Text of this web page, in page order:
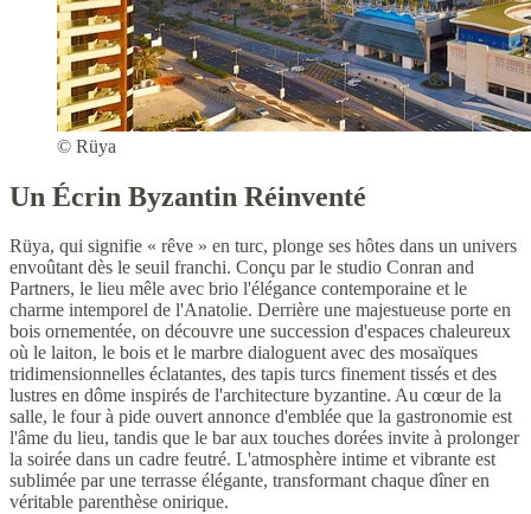
© Rüya
Un Écrin Byzantin Réinventé
Rüya, qui signifie « rêve » en turc, plonge ses hôtes dans un univers
envoûtant dès le seuil franchi. Conçu par le studio Conran and
Partners, le lieu mêle avec brio l'élégance contemporaine et le
charme intemporel de l'Anatolie. Derrière une majestueuse porte en
bois ornementée, on découvre une succession d'espaces chaleureux
où le laiton, le bois et le marbre dialoguent avec des mosaïques
tridimensionnelles éclatantes, des tapis turcs finement tissés et des
lustres en dôme inspirés de l'architecture byzantine. Au cœur de la
salle, le four à pide ouvert annonce d'emblée que la gastronomie est
l'âme du lieu, tandis que le bar aux touches dorées invite à prolonger
la soirée dans un cadre feutré. L'atmosphère intime et vibrante est
sublimée par une terrasse élégante, transformant chaque dîner en
véritable parenthèse onirique.